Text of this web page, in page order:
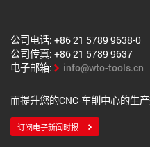
公司电话: +86 21 5789 9638-0
公司传真: +86 21 5789 9637
电子邮箱:
info@wto-tools.cn
而提升您的CNC-车削中心的生
订阅电子新闻时报